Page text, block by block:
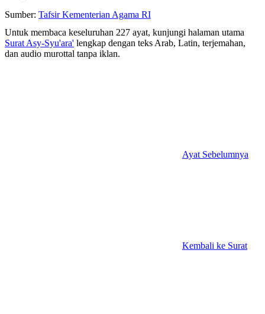
Sumber: Tafsir Kementerian Agama RI
Untuk membaca keseluruhan 227 ayat, kunjungi halaman utama
Surat Asy-Syu'ara' lengkap dengan teks Arab, Latin, terjemahan,
dan audio murottal tanpa iklan.
Ayat Sebelumnya
Kembali ke Surat